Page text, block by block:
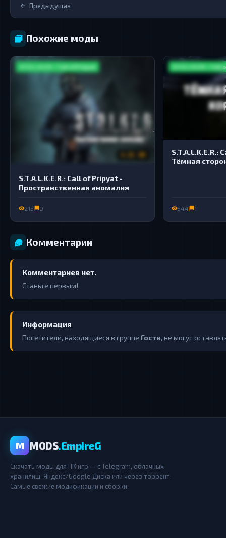
Предыдущая
Похожие моды
S.T.A.L.K.E.R. / Call of Pripyat
S.T.A.L.K.E.R.: Call of Pripyat -
Пространственная аномалия
213 0
S.T.A.L.K.E.R. / Call
S.T.A.L.K.E.R.:
Тёмная
544 1
Комментарии
Комментариев нет.
Станьте первым!
Информация
Посетители, находящиеся в группе Гости, не могут
M MODS.EmpireG
Скачать моды для ПК игр — с Telegram, облачных
хранилищ, Яндекс/Google Диска или через торрент.
Самые свежие модификации и сборки.